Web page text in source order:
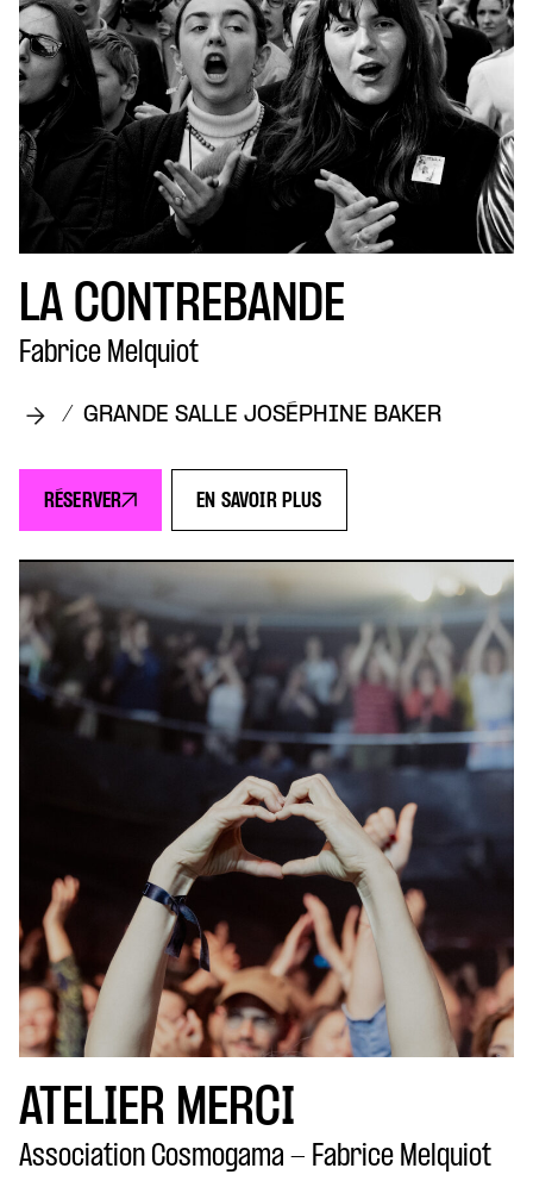
LA CONTREBANDE
Fabrice Melquiot
/ GRANDE SALLE JOSÉPHINE BAKER
RÉSERVER EN SAVOIR PLUS
ATELIER MERCI
Association Cosmogama - Fabrice Melquiot